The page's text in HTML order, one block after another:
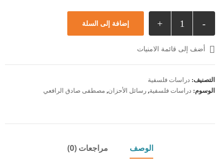
-
+ إضافة إلى السلة
أضف إلى قائمة الامنيات
التصنيف: دراسات فلسفية
الوسوم: دراسات فلسفية, رسائل الأحزان, مصطفى صادق الرافعي
الوصف مراجعات (0)